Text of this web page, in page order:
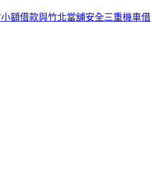
額借款與竹北當舖安全三重機車借